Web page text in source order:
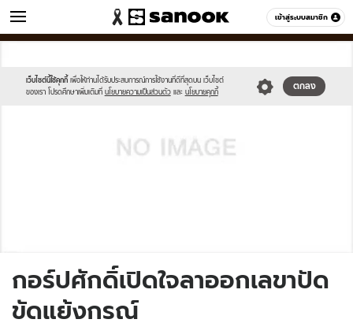
เข้าสู่ระบบสมาชิก
ข่าว หมวดอื่นๆ
เว็บไซต์นี้ใช้คุกกี้ เพื่อให้ท่านได้รับประสบการณ์การใช้งานที่ดีที่สุดบน เว็บไซต์
ของเรา โปรดศึกษาเพิ่มเติมที่ นโยบายความเป็นส่วนตัว และ นโยบายคุกกี้
ตกลง
sanook.png
image.jpg
กอร์ปศักดิ์เปิดใจลาออกเลขาปัด
ขัดแย้งกรณ์